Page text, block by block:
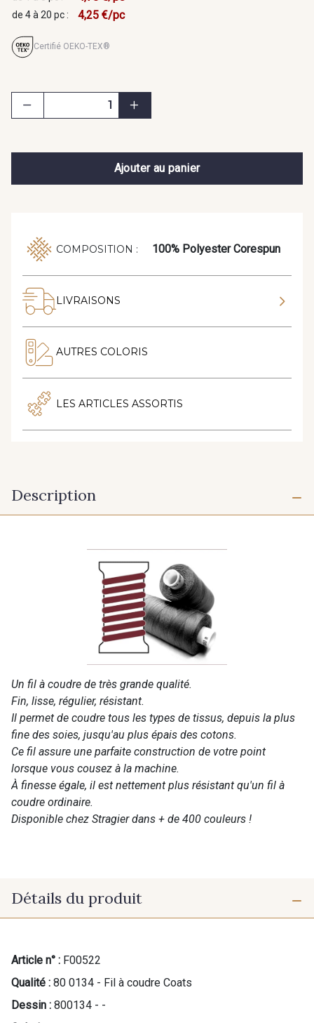
de 4 à 20 pc : 4,25 €/pc
Certifié OEKO-TEX®
Ajouter au panier
COMPOSITION : 100% Polyester Corespun
LIVRAISONS
AUTRES COLORIS
LES ARTICLES ASSORTIS
Description
Un fil à coudre de très grande qualité.
Fin, lisse, régulier, résistant.
Il permet de coudre tous les types de tissus, depuis la plus
fine des soies, jusqu'au plus épais des cotons.
Ce fil assure une parfaite construction de votre point
lorsque vous cousez à la machine.
À finesse égale, il est nettement plus résistant qu'un fil à
coudre ordinaire.
Disponible chez Stragier dans + de 400 couleurs !
Détails du produit
Article n° : F00522
Qualité : 80 0134 - Fil à coudre Coats
Dessin : 800134 - -